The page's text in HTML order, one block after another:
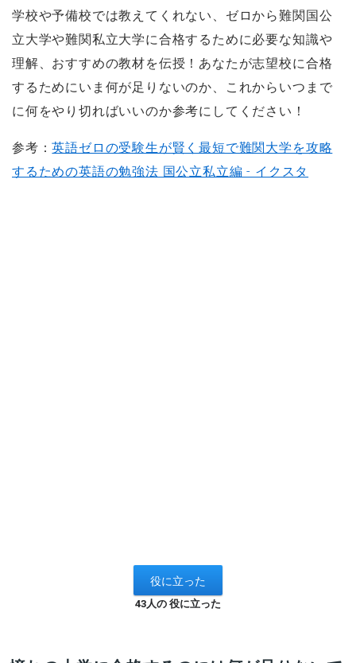
学校や予備校では教えてくれない、ゼロから難関国公
立大学や難関私立大学に合格するために必要な知識や
理解、おすすめの教材を伝授！あなたが志望校に合格
するためにいま何が足りないのか、これからいつまで
に何をやり切ればいいのか参考にしてください！
参考：英語ゼロの受験生が賢く最短で難関大学を攻略
するための英語の勉強法 国公立私立編 - イクスタ
43人の 役に立った